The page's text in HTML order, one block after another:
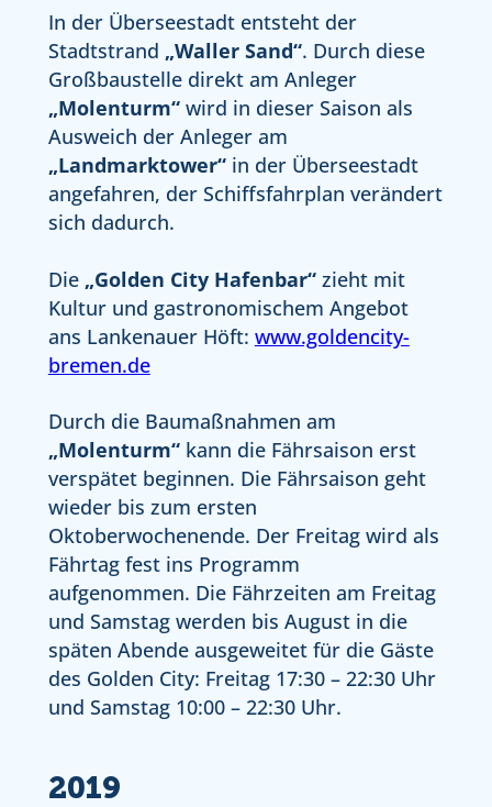
In der Überseestadt entsteht der
Stadtstrand „Waller Sand“. Durch diese
Großbaustelle direkt am Anleger
„Molenturm“wird in dieser Saison als
Ausweich der Anleger am
„Landmarktower“in der Überseestadt
angefahren, der Schiffsfahrplan verändert
sich dadurch.
Die „Golden City Hafenbar“zieht mit
Kultur und gastronomischem Angebot
ans Lankenauer Höft: www.goldencity-
bremen.de
Durch die Baumaßnahmen am
„Molenturm“kann die Fährsaison erst
verspätet beginnen. Die Fährsaison geht
wieder bis zum ersten
Oktoberwochenende. Der Freitag wird als
Fährtag fest ins Programm
aufgenommen. Die Fährzeiten am Freitag
und Samstag werden bis August in die
späten Abende ausgeweitet für die Gäste
des Golden City: Freitag 17:30 – 22:30 Uhr
und Samstag 10:00 – 22:30 Uhr.
2019